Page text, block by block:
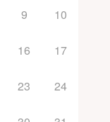
9 10
16 17
23 24